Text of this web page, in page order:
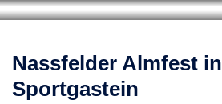
Nassfelder Almfest in
Sportgastein